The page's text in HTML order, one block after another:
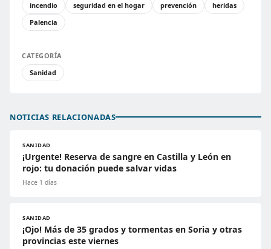
incendio
seguridad en el hogar prevención
heridas
Palencia
CATEGORÍA
Sanidad
NOTICIAS RELACIONADAS
SANIDAD
¡Urgente! Reserva de sangre en Castilla y León en
rojo: tu donación puede salvar vidas
Hace 1 días
SANIDAD
¡Ojo! Más de 35 grados y tormentas en Soria y otras
provincias este viernes